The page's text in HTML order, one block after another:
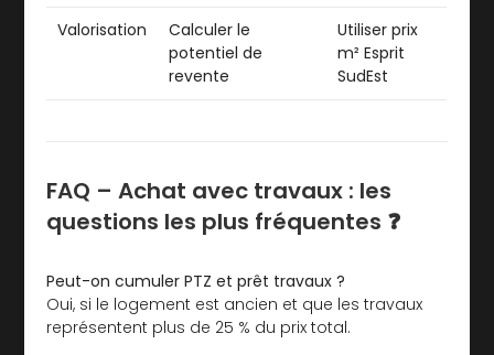
Valorisation
Calculer le
potentiel de
revente
Utiliser prix
m² Esprit
SudEst
FAQ – Achat avec travaux : les
questions les plus fréquentes ❓
Peut-on cumuler PTZ et prêt travaux ?
Oui, si le logement est ancien et que les travaux
représentent plus de 25 % du prix total.